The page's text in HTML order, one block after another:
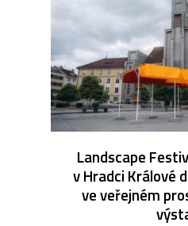
Landscape
v Hradci Králové
ve veřejném